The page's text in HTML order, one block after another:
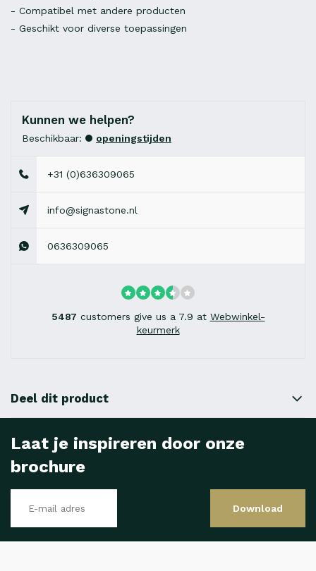
- Compatibel met andere producten
- Geschikt voor diverse toepassingen
Kunnen we helpen?
Beschikbaar: openingstijden
+31 (0)636309065
info@signastone.nl
0636309065
5487 customers give us a 7.9 at Webwinkel-
keurmerk
Deel dit product
Laat je inspireren door onze
brochure
Download